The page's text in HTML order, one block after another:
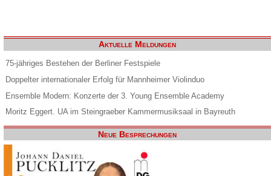
Aktuelle Meldungen
75-jähriges Bestehen der Berliner Festspiele
Doppelter internationaler Erfolg für Mannheimer Violinduo
Ensemble Modern: Konzerte der 3. Young Ensemble Academy
Moritz Eggert. UA im Steingraeber Kammermusiksaal in Bayreuth
Neue Besprechungen